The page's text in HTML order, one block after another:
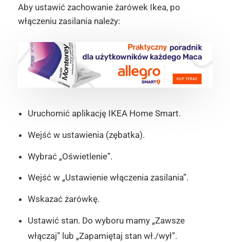
Aby ustawić zachowanie żarówek Ikea, po
włączeniu zasilania należy:
Uruchomić aplikację IKEA Home Smart.
Wejść w ustawienia (zębatka).
Wybrać „Oświetlenie”.
Wejść w „Ustawienie włączenia zasilania”.
Wskazać żarówkę.
Ustawić stan. Do wyboru mamy „Zawsze
włączaj” lub „Zapamiętaj stan wł./wył”.